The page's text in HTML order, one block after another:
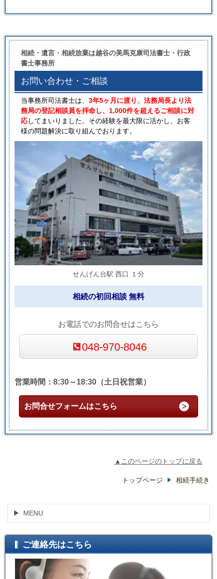
相続・遺言・相続放棄は越谷の美馬克康司法書士・行政
書士事務所
お問い合わせ・ご相談
当事務所司法書士は、 3年5ヶ月に渡り、法務局長より法
務局の登記相談員を拝命し、1,000件を超えるご相談に対
応してまいりました。その経験を最大限に活かし、お客
様の問題解決に取り組んでおります。
せんげん台駅 西口 １分
相続の初回相談 無料
お電話でのお問合せはこちら
048-970-8046
営業時間：8:30～18:30（土日祝営業）
お問合せフォームはこちら
▲このページのトップに戻る
トップページ 相続手続き
MENU
ご連絡先はこちら